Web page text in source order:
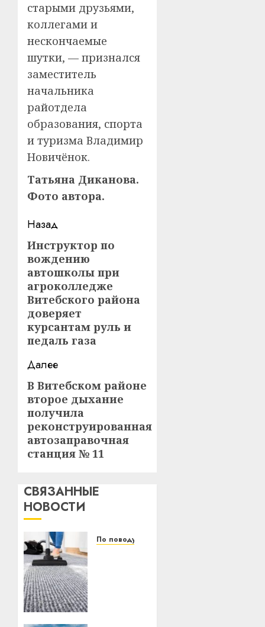
старыми друзьями,
коллегами и
нескончаемые
шутки, — признался
заместитель
начальника
райотдела
образования, спорта
и туризма Владимир
Новичёнок.
Татьяна Диканова.
Фото автора.
Навигация
записи
Назад
Предыдущая
запись:
Инструктор по
вождению
автошколы при
агроколледже
Витебского района
доверяет
курсантам руль и
педаль газа
Далее
Следующая
запись:
В Витебском районе
второе дыхание
получила
реконструированная
автозаправочная
станция № 11
СВЯЗАННЫЕ
НОВОСТИ
По поводу